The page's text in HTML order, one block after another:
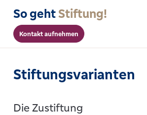
So gehtStiftung!
Kontakt aufnehmen
Stiftungs­varianten
Die Zustiftung